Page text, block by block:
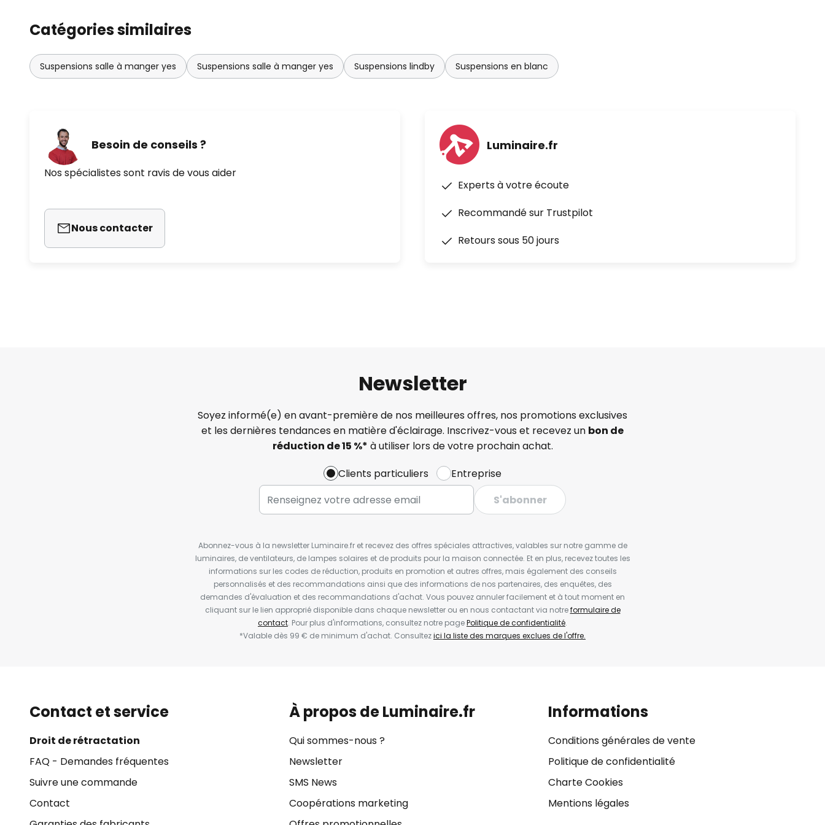
Catégories similaires
Suspensions salle à manger yes Suspensions salle à manger yes Suspensions lindby Suspensions en blanc
Besoin de conseils ?
Nos spécialistes sont ravis de vous aider
Nous contacter
Luminaire.fr
Experts à votre écoute
Recommandé sur Trustpilot
Retours sous 50 jours
Newsletter
Soyez informé(e) en avant-première de nos meilleures offres, nos promotions exclusives
et les dernières tendances en matière d'éclairage. Inscrivez-vous et recevez un bon de
réduction de 15 %* à utiliser lors de votre prochain achat.
Clients particuliers
Entreprise
S'abonner
Abonnez-vous à la newsletter Luminaire.fr et recevez des offres spéciales attractives, valables sur notre gamme de
luminaires, de ventilateurs, de lampes solaires et de produits pour la maison connectée. Et en plus, recevez toutes les
informations sur les codes de réduction, produits en promotion et autres offres, mais également des conseils
personnalisés et des recommandations ainsi que des informations de nos partenaires, des enquêtes, des
demandes d'évaluation et des recommandations d'achat. Vous pouvez annuler facilement et à tout moment en
cliquant sur le lien approprié disponible dans chaque newsletter ou en nous contactant via notreformulaire de
contact. Pour plus d'informations, consultez notre pagePolitique de confidentialité.
*Valable dès 99 € de minimum d'achat. Consultezici la liste des marques exclues de l'offre.
Contact et service
Droit de rétractation
FAQ - Demandes fréquentes
Suivre une commande
Contact
À propos de Luminaire.fr
Qui sommes-nous ?
Newsletter
SMS News
Coopérations marketing
Informations
Conditions générales de vente
Politique de confidentialité
Charte Cookies
Mentions légales